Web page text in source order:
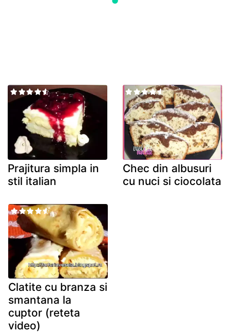
Prajitura simpla in
stil italian
Chec din albusuri
cu nuci si ciocolata
Clatite cu branza si
smantana la
cuptor (reteta
video)